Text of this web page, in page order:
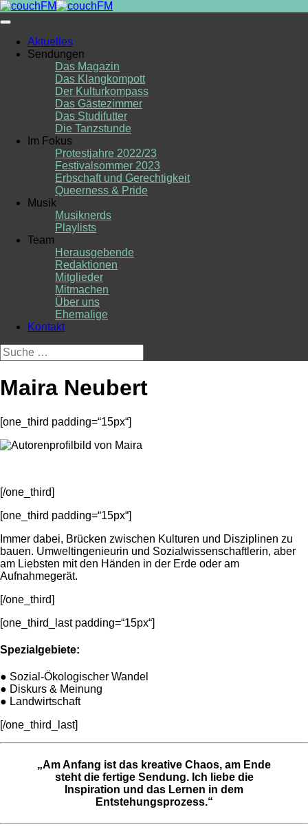
Skip
to
Aktuelles
Sendungen
Das Magazin
Das Klangkompott
Der Kulturkompass
Das Gästezimmer
Das Studifutter
Die Tanzstunde
Im Fokus
Protestjahre 2022/23
Festivalsommer 2023
Erbschaft und Gerechtigkeit
Queerness & Pride
Musik
Musiknerds
Playlists
Team
Herausgebende
Redaktionen
Mitglieder
Mitmachen
Über uns
Ehemalige
Kontakt
Suche
nach:
Maira Neubert
[one_third padding=“15px“]
[/one_third]
[one_third padding=“15px“]
Immer dabei, Brücken zwischen Kulturen und Disziplinen zu
bauen. Umweltingenieurin und Sozialwissenschaftlerin, aber
am Liebsten mit den Händen in der Erde oder am
Aufnahmegerät.
[/one_third]
[one_third_last padding=“15px“]
Spezialgebiete:
● Sozial-Ökologischer Wandel
● Diskurs & Meinung
● Landwirtschaft
[/one_third_last]
„Am Anfang ist das kreative Chaos, am Ende
steht die fertige Sendung. Ich liebe die
Inspiration und das Lernen in dem
Entstehungsprozess.“